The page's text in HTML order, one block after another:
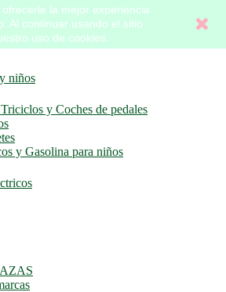
la mejor experiencia
Al continuar usando el sitio
uso de cookies.
niños
y Coches de pedales
y Gasolina para niños